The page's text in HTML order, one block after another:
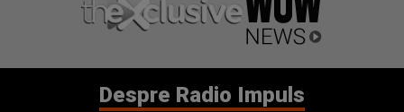
Despre Radio Impuls